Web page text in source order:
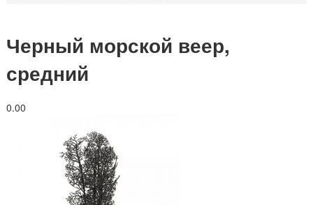
Черный морской веер,
средний
0.00